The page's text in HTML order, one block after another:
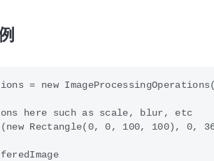
= new
here such as scale, blur, etc
Rectangle(0, 0, 100, 100),